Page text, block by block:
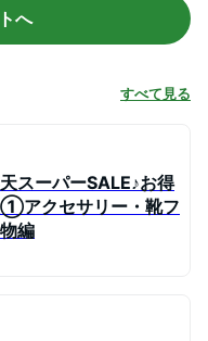
へ
すべて見る
スーパーSALE♪お得
アクセサリー・靴フ
編